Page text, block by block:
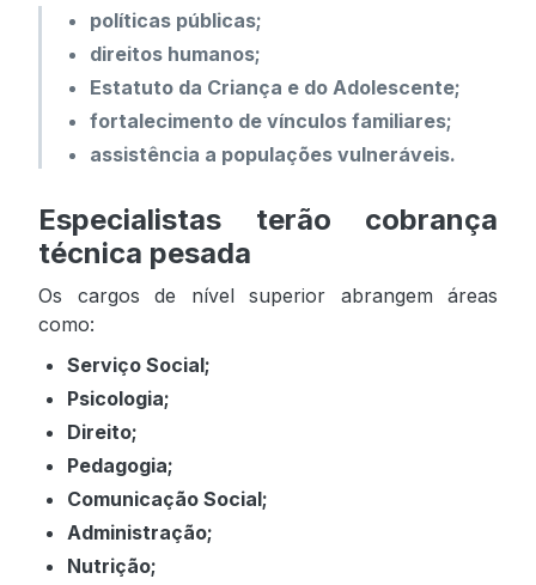
políticas públicas;
direitos humanos;
Estatuto da Criança e do Adolescente;
fortalecimento de vínculos familiares;
assistência a populações vulneráveis.
Especialistas terão cobrança
técnica pesada
Os cargos de nível superior abrangem áreas
como:
Serviço Social;
Psicologia;
Direito;
Pedagogia;
Comunicação Social;
Administração;
Nutrição;